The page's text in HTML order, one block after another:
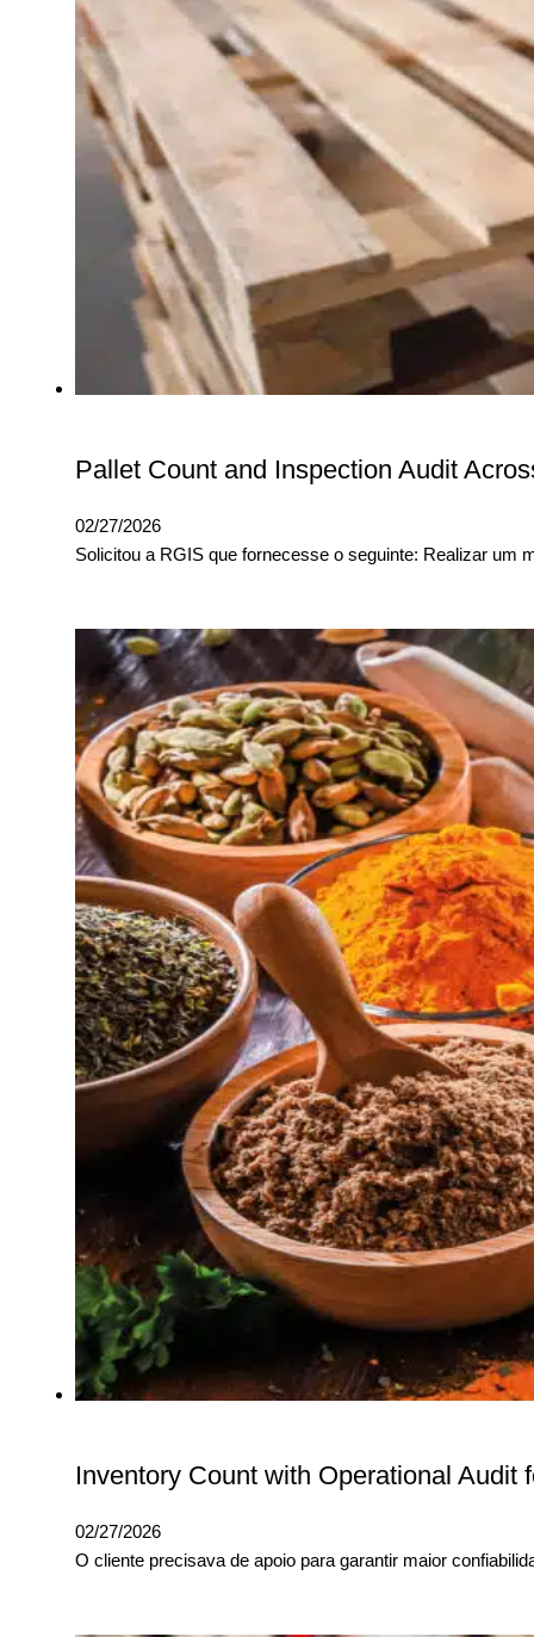
Pallet Count and Inspection Audit
02/27/2026
Solicitou a RGIS que fornecesse o seguinte: Realizar
Inventory Count with Operational Audit
02/27/2026
O cliente precisava de apoio para garantir maior